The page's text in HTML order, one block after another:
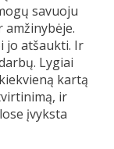
savuoju
amžinybėje.
jo atšaukti. Ir
Lygiai
kartą
ir
įvyksta